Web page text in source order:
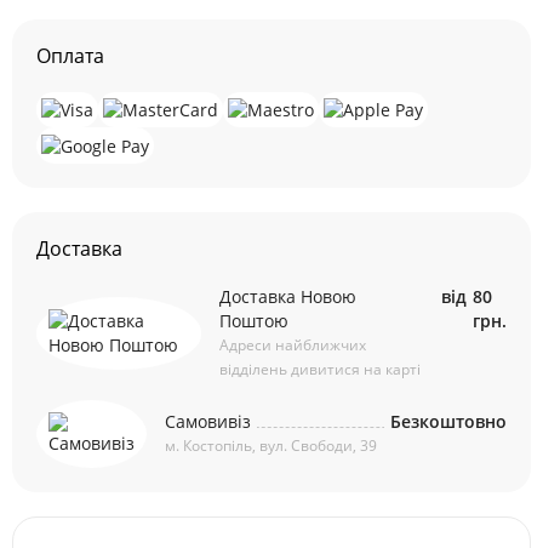
Оплата
Доставка
Доставка Новою
Поштою
Адреси найближчих
відділень дивитися на карті
від 80
грн.
Самовивіз
м. Костопіль, вул. Свободи, 39
Безкоштовно